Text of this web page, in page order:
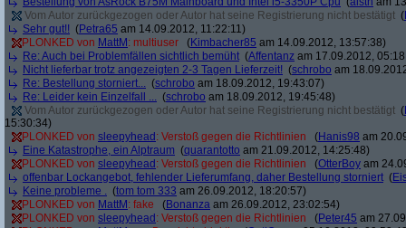
Vom Autor zurückgezogen oder Autor hat seine Registrierung nicht bestätigt (
Sehr gut!! (Petra65 am 14.09.2012, 11:22:11)
PLONKED von MattM : multiuser (Kimbacher85 am 14.09.2012, 13:57:38)
Re: Auch bei Problemfällen sichtlich bemüht (Affentanz am 17.09.2012,
Nicht lieferbar trotz angezeigten 2-3 Tagen Lieferzeit! (schrobo am
Re: Bestellung storniert... (schrobo am 18.09.2012, 19:43:07)
Re: Leider kein Einzelfall ... (schrobo am 18.09.2012, 19:45:48)
Vom Autor zurückgezogen oder Autor hat seine Registrierung nicht bestätigt (
15:30:34)
PLONKED von sleepyhead : Verstoß gegen die Richtlinien (Hanis98 am
Eine Katastrophe, ein Alptraum (quarantotto am 21.09.2012, 14:25:48)
PLONKED von sleepyhead : Verstoß gegen die Richtlinien (OtterBoy am
offenbar Lockangebot, fehlender Lieferumfang, daher Bestellung storniert (
Keine probleme . (tom tom 333 am 26.09.2012, 18:20:57)
PLONKED von MattM : fake (Bonanza am 26.09.2012, 23:02:54)
PLONKED von sleepyhead : Verstoß gegen die Richtlinien (Peter45 am